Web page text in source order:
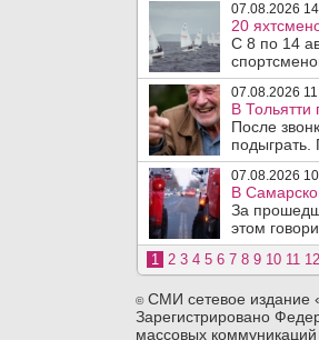
07.08.2026
20
С 8 по 14
07.08.2026
В Тольятти
После
07.08.2026
В
За
этом
1 2 3 4 5 6 7 8 9 10 11 12
©СМИ сетевое издание
Зарегистрировано
массовых